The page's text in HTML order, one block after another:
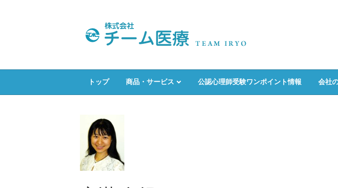
トップ 商品・サービス 公認心理師受験ワンポイント情報 会社